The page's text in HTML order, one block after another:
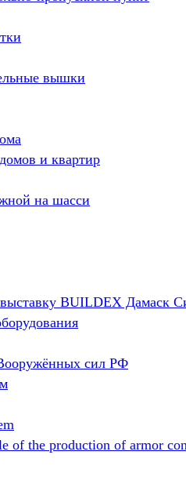
вышки
и квартир
на шасси
BUILDEX Дамаск
сил РФ
of the production of armor